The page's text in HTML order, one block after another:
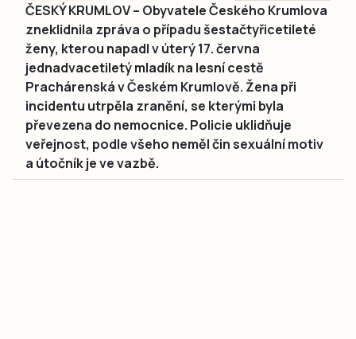
ČESKÝ KRUMLOV – Obyvatele Českého Krumlova
zneklidnila zpráva o případu šestačtyřicetileté
ženy, kterou napadl v úterý 17. června
jednadvacetiletý mladík na lesní cestě
Prachárenská v Českém Krumlově. Žena při
incidentu utrpěla zranění, se kterými byla
převezena do nemocnice. Policie uklidňuje
veřejnost, podle všeho neměl čin sexuální motiv
a útočník je ve vazbě.